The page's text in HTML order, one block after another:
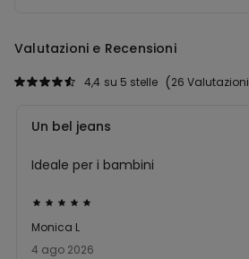
Valutazioni e Recensioni
26 Valutazioni
4,4 su 5 stelle
Valutato
5
su
4 ago 2026
Monica L
Un bel jeans
Ideale per i bambini